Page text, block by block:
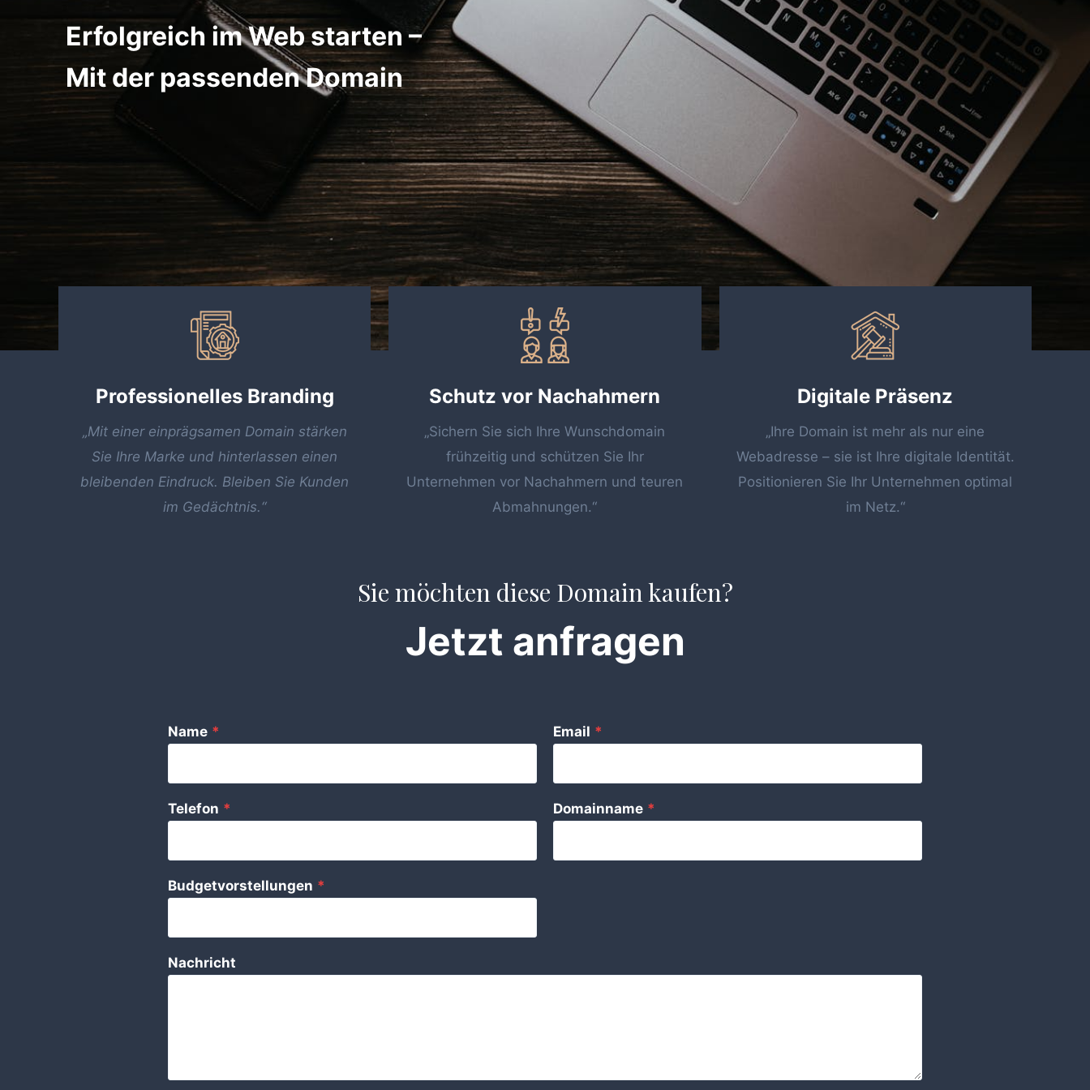
Erfolgreich im Web starten –
Mit der passenden Domain
Professionelles Branding
„Mit einer einprägsamen Domain stärken
Sie Ihre Marke und hinterlassen einen
bleibenden Eindruck. Bleiben Sie Kunden
im Gedächtnis.“
Schutz vor Nachahmern
„Sichern Sie sich Ihre Wunschdomain
frühzeitig und schützen Sie Ihr
Unternehmen vor Nachahmern und teuren
Abmahnungen.“
Digitale Präsenz
„Ihre Domain ist mehr als nur eine
Webadresse – sie ist Ihre digitale Identität.
Positionieren Sie Ihr Unternehmen optimal
im Netz.“
Sie möchten diese Domain kaufen?
Jetzt anfragen
Name * Email *
Telefon * Domainname *
Budgetvorstellungen *
Nachricht